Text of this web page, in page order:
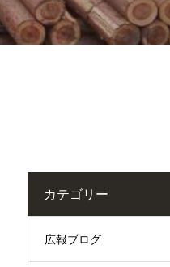
カテゴリー
広報ブログ